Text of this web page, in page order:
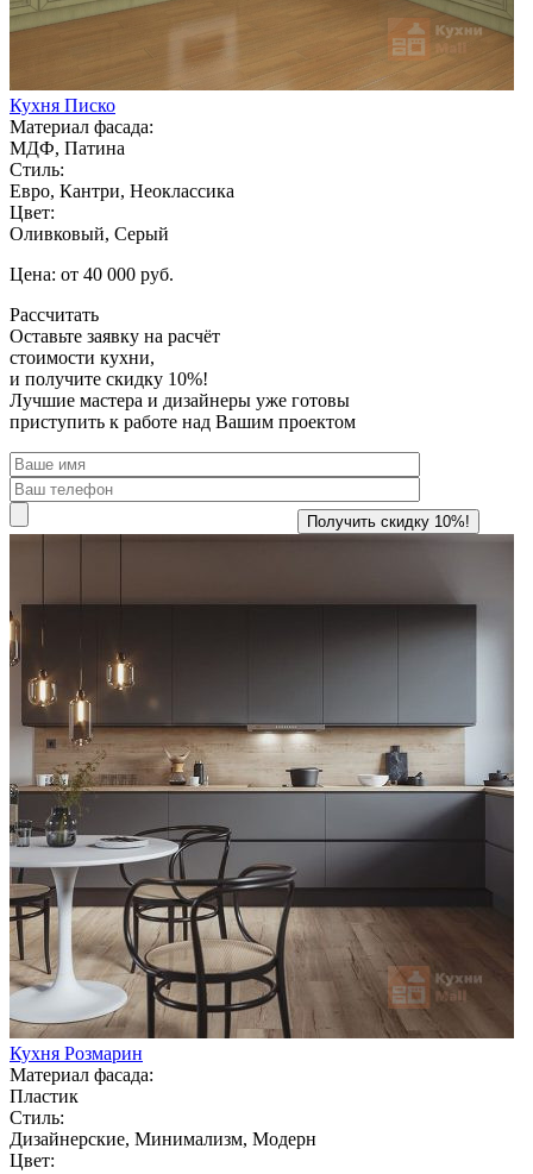
Кухня Писко
Материал фасада:
МДФ, Патина
Стиль:
Евро, Кантри, Неоклассика
Цвет:
Оливковый, Серый
Цена: от 40 000 руб.
Рассчитать
Оставьте заявку на расчёт
стоимости кухни,
и получите скидку 10%!
Лучшие мастера и дизайнеры уже готовы
приступить к работе над Вашим проектом
Кухня Розмарин
Материал фасада:
Пластик
Стиль:
Дизайнерские, Минимализм, Модерн
Цвет: